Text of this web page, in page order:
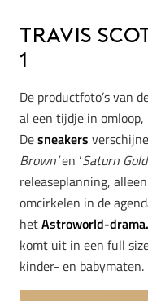
Travis
1
De productfoto’s van
al een tijdje in
Desneakers
Brown’en ‘Saturn
releaseplanning,
omcirkelen in de
hetAstroworld-drama.
komt uit in een full
kinder- en babymaten.